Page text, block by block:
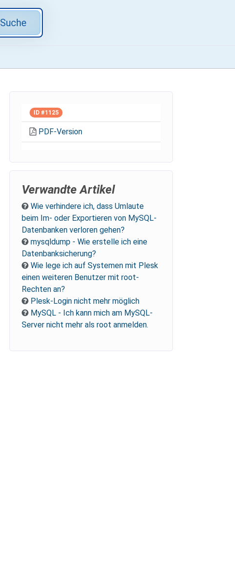
Suche
ID #1125
PDF-Version
Verwandte Artikel
Wie verhindere ich, dass Umlaute
beim Im- oder Exportieren von MySQL-
Datenbanken verloren gehen?
mysqldump - Wie erstelle ich eine
Datenbanksicherung?
Wie lege ich auf Systemen mit Plesk
einen weiteren Benutzer mit root-
Rechten an?
Plesk-Login nicht mehr möglich
MySQL - Ich kann mich am MySQL-
Server nicht mehr als root anmelden.